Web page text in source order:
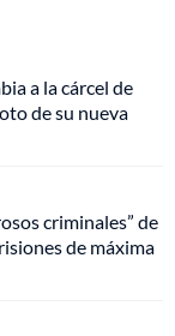
a la cárcel de
de su nueva
criminales” de
de máxima